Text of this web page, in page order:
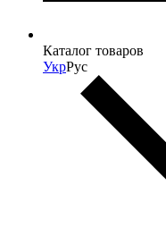
Каталог товаров
УкрРус